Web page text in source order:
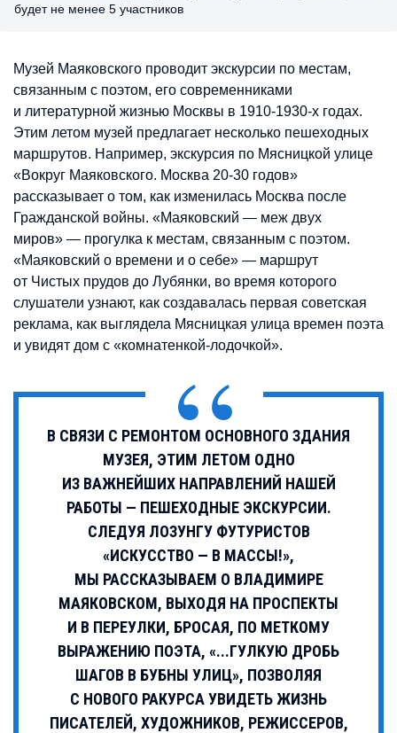
будет не менее 5 участников
Музей Маяковского проводит экскурсии по местам,
связанным с поэтом, его современниками
и литературной жизнью Москвы в 1910-1930-х годах.
Этим летом музей предлагает несколько пешеходных
маршрутов. Например, экскурсия по Мясницкой улице
«Вокруг Маяковского. Москва 20-30 годов»
рассказывает о том, как изменилась Москва после
Гражданской войны. «Маяковский — меж двух
миров» — прогулка к местам, связанным с поэтом.
«Маяковский о времени и о себе» — маршрут
от Чистых прудов до Лубянки, во время которого
слушатели узнают, как создавалась первая советская
реклама, как выглядела Мясницкая улица времен поэта
и увидят дом с «комнатенкой-лодочкой».
В СВЯЗИ С РЕМОНТОМ ОСНОВНОГО ЗДАНИЯ
МУЗЕЯ, ЭТИМ ЛЕТОМ ОДНО
ИЗ ВАЖНЕЙШИХ НАПРАВЛЕНИЙ НАШЕЙ
РАБОТЫ — ПЕШЕХОДНЫЕ ЭКСКУРСИИ.
СЛЕДУЯ ЛОЗУНГУ ФУТУРИСТОВ
«ИСКУССТВО — В МАССЫ!»,
МЫ РАССКАЗЫВАЕМ О ВЛАДИМИРЕ
МАЯКОВСКОМ, ВЫХОДЯ НА ПРОСПЕКТЫ
И В ПЕРЕУЛКИ, БРОСАЯ, ПО МЕТКОМУ
ВЫРАЖЕНИЮ ПОЭТА, «...ГУЛКУЮ ДРОБЬ
ШАГОВ В БУБНЫ УЛИЦ», ПОЗВОЛЯЯ
С НОВОГО РАКУРСА УВИДЕТЬ ЖИЗНЬ
ПИСАТЕЛЕЙ, ХУДОЖНИКОВ, РЕЖИССЕРОВ,